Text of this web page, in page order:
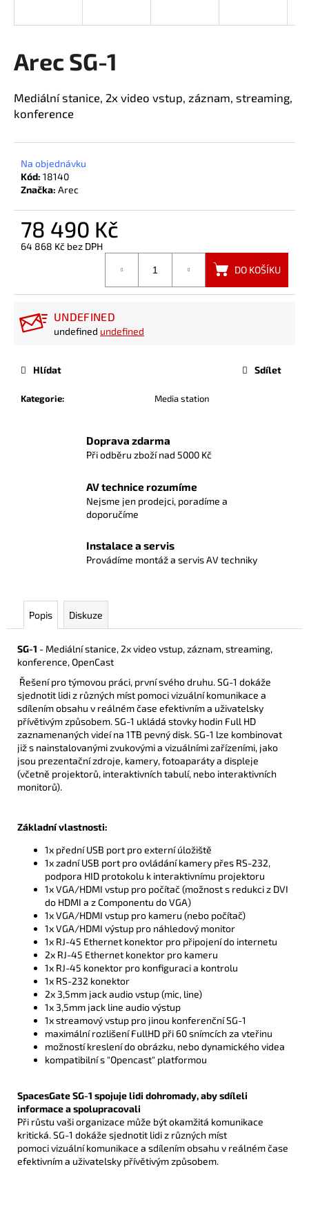
Arec SG-1
Mediální stanice, 2x video vstup, záznam, streaming,
konference
Na objednávku
Kód: 18140
Značka: Arec
78 490 Kč
64 868 Kč bez DPH
DO KOŠÍKU
UNDEFINED
undefined undefined
Kategorie: Media station
Hlídat Sdílet
Doprava zdarma
Při odběru zboží nad 5000 Kč
AV technice rozumíme
Nejsme jen prodejci, poradíme a
doporučíme
Instalace a servis
Provádíme montáž a servis AV techniky
Popis Diskuze
SG-1 - Mediální stanice, 2x video vstup, záznam, streaming,
konference, OpenCast
Řešení pro týmovou práci, první svého druhu. SG-1 dokáže
sjednotit lidi z různých míst pomoci vizuální komunikace a
sdílením obsahu v reálném čase efektivním a uživatelsky
přívětivým způsobem. SG-1 ukládá stovky hodin Full HD
zaznamenaných videí na 1TB pevný disk. SG-1 lze kombinovat
již s nainstalovanými zvukovými a vizuálními zařízeními, jako
jsou prezentační zdroje, kamery, fotoaparáty a displeje
(včetně projektorů, interaktivních tabulí, nebo interaktivních
monitorů).
Základní vlastnosti:
1x přední USB port pro externí úložiště
1x zadní USB port pro ovládání kamery přes RS-232,
podpora HID protokolu k interaktivnímu projektoru
1x VGA/HDMI vstup pro počítač (možnost s redukci z DVI
do HDMI a z Componentu do VGA)
1x VGA/HDMI vstup pro kameru (nebo počítač)
1x VGA/HDMI výstup pro náhledový monitor
1x RJ-45 Ethernet konektor pro připojení do internetu
2x RJ-45 Ethernet konektor pro kameru
1x RJ-45 konektor pro konfiguraci a kontrolu
1x RS-232 konektor
2x 3,5mm jack audio vstup (mic, line)
1x 3,5mm jack line audio výstup
1x streamový vstup pro jinou konferenční SG-1
maximální rozlišení FullHD při 60 snímcích za vteřinu
možností kreslení do obrázku, nebo dynamického videa
kompatibilní s "Opencast" platformou
SpacesGate SG-1 spojuje lidi dohromady, aby sdíleli
informace a spolupracovali
Při růstu vaši organizace může být okamžitá komunikace
kritická. SG-1 dokáže sjednotit lidi z různých míst
pomoci vizuální komunikace a sdílením obsahu v reálném čase
efektivním a uživatelsky přívětivým způsobem.
í
t
?